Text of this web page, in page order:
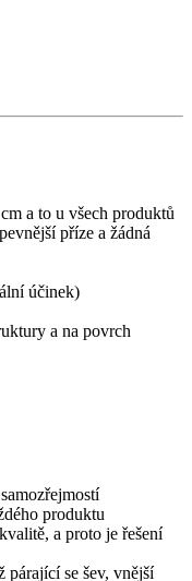
a to u všech produktů
příze a žádná
účinek)
a na povrch
produktu
a proto je řešení
se šev, vnější